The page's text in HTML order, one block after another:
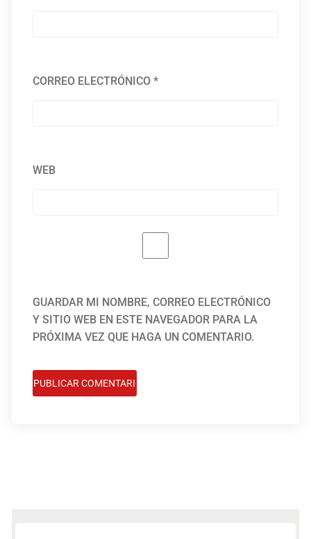
CORREO ELECTRÓNICO*
WEB
GUARDAR MI NOMBRE, CORREO ELECTRÓNICO
Y SITIO WEB EN ESTE NAVEGADOR PARA LA
PRÓXIMA VEZ QUE HAGA UN COMENTARIO.